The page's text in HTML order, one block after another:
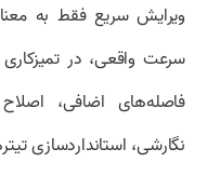
ویرایش سریع فقط به
سرعت واقعی، در
فاصله‌های اضافی،
نگارشی، استانداردسازی